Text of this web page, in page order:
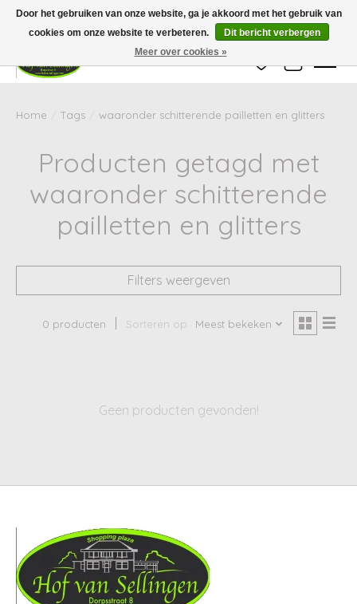
Wij zijn gesloten van 24 december tot en met 25 januari. Houd er rekening mee
dat de levertijd van uw bestelling in deze periode langer kan zijn dan
gebruikelijk.
Verlanglijst
Home Tags waaronder schitterende pailletten en glitters
Producten getagd met
waaronder schitterende
pailletten en glitters
Filters weergeven
0 producten Sorteren op Meest bekeken
Geen producten gevonden!
Door het gebruiken van onze website, ga je akkoord met het gebruik van
cookies om onze website te verbeteren.
Dit bericht verbergen
Meer over cookies »